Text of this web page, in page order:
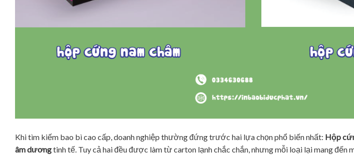
Khi tìm kiếm bao bì cao cấp, doanh nghiệp thường đứng trước hai lựa chọn phổ biến nhất: Hộp
âm dươngtinh tế. Tuy cả hai đều được làm từ carton lạnh chắc chắn, nhưng mỗi loại lại mang đến